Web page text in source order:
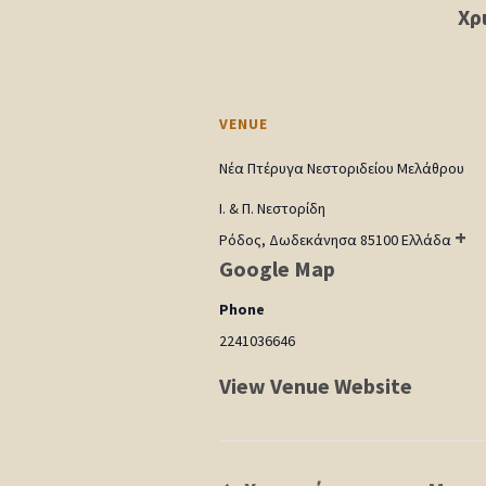
VENUE
Νέα Πτέρυγα Νεστοριδείου Μελάθρου
Ι. & Π. Νεστορίδη
Ρόδος, Δωδεκάνησα85100Ελλάδα +
Google Map
Phone
2241036646
View Venue Website